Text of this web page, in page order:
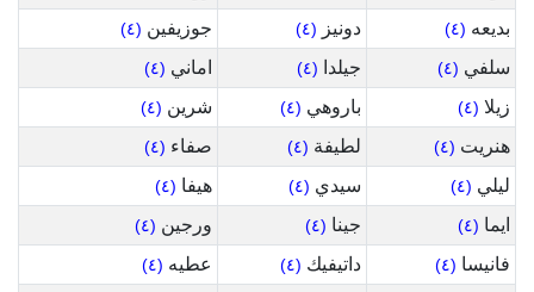
بديعه (٤) دونيز (٤) جوزيفين (٤)
سلفي (٤) جيلدا (٤) اماني (٤)
زيلا (٤) باروهي (٤) شرين (٤)
هنريت (٤) لطيفة (٤) صفاء (٤)
ليلي (٤) سيدي (٤) هيفا (٤)
ايما (٤) جينا (٤) ورجين (٤)
فانيسا (٤) داتيفيك (٤) عطيه (٤)